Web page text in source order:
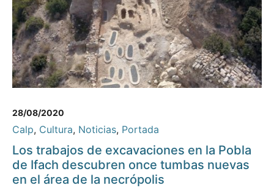
28/08/2020
Calp, Cultura, Noticias, Portada
Los trabajos de excavaciones en la Pobla
de Ifach descubren once tumbas nuevas
en el área de la necrópolis